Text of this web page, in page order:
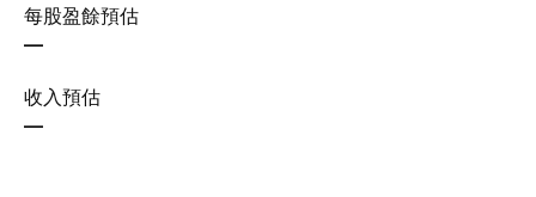
每股盈餘預估
—
收入預估
—